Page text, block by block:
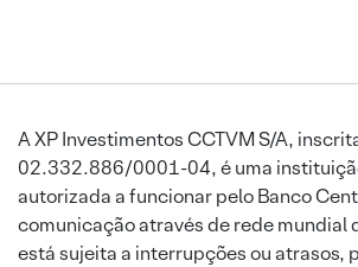
A XP Investimentos CCTVM S/A,
02.332.886/0001-04, é uma
autorizada a funcionar pelo Banco
comunicação através de rede mundial
está sujeita a interrupções ou atrasos,